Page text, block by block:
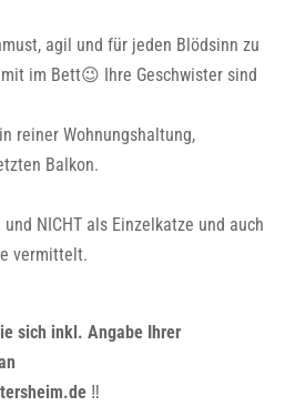
agil und für jeden Blödsinn zu
im Bett😉 Ihre Geschwister sind
reiner Wohnungshaltung,
Balkon.
NICHT als Einzelkatze und auch
vermittelt.
sich inkl. Angabe Ihrer
‼️